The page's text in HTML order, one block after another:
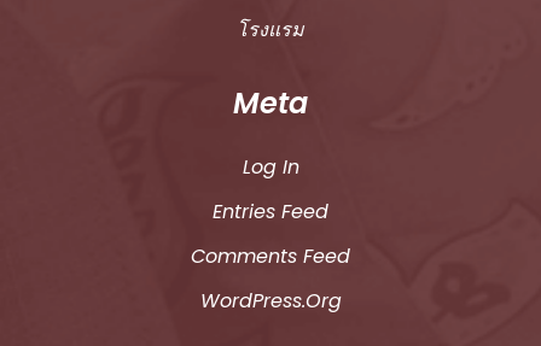
โรงแรม
Meta
Log In
Entries Feed
Comments Feed
WordPress.org